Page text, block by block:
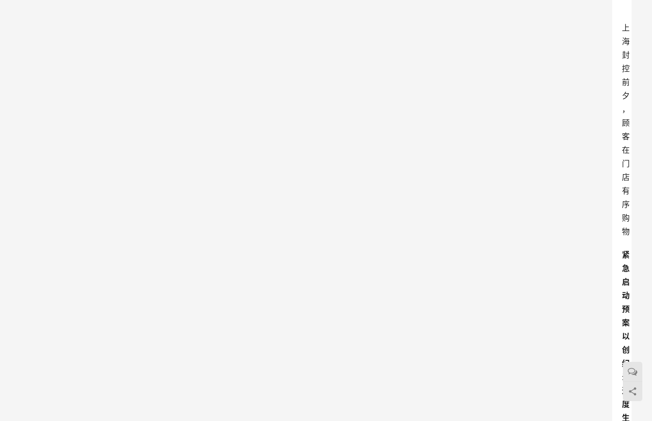
上
海
封
控
前
夕
，
顾
客
在
门
店
有
序
购
物
紧
急
启
动
预
案
以
创
纪
录
速
度
生